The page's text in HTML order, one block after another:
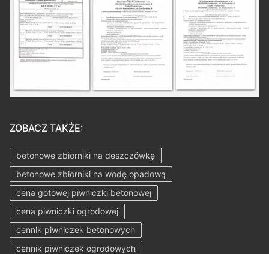
ZOBACZ TAKŻE:
betonowe zbiorniki na deszczówkę
betonowe zbiorniki na wodę opadową
cena gotowej piwniczki betonowej
cena piwniczki ogrodowej
cennik piwniczek betonowych
cennik piwniczek ogrodowych